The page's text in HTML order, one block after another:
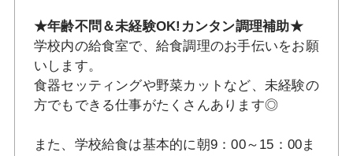
★年齢不問＆未経験OK!カンタン調理補助★
学校内の給食室で、給食調理のお手伝いをお願
いします。
食器セッティングや野菜カットなど、未経験の
方でもできる仕事がたくさんあります◎
また、学校給食は基本的に朝9：00～15：00ま